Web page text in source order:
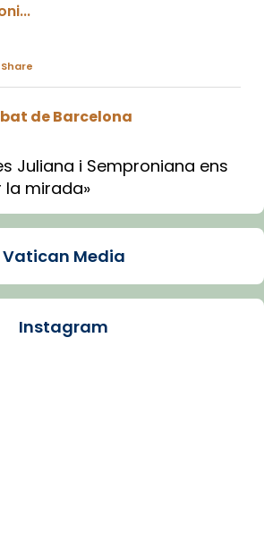
Share
de Barcelona
Juliana i Semproniana ens
la mirada»
bisbe de Tortosa, ha
Vatican Media
Instagram